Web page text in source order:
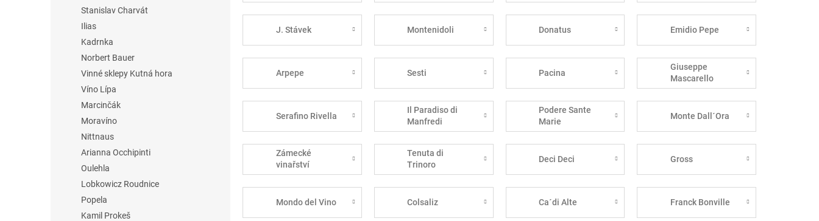
Stanislav Charvát
Ilias
Kadrnka
Norbert Bauer
Vinné sklepy Kutná hora
Víno Lípa
Marcinčák
Moravíno
Nittnaus
Arianna Occhipinti
Oulehla
Lobkowicz Roudnice
Popela
Kamil Prokeš
J. Stávek Montenidoli Donatus Emidio Pepe
Arpepe Sesti Pacina
Giuseppe
Mascarello
Serafino Rivella
Il Paradiso di
Manfredi
Podere Sante
Marie
Monte Dall´Ora
Zámecké
vinařství
Bzenec
Tenuta di
Trinoro
Deci Deci Gross
Mondo del Vino Colsaliz Ca´di Alte Franck Bonville